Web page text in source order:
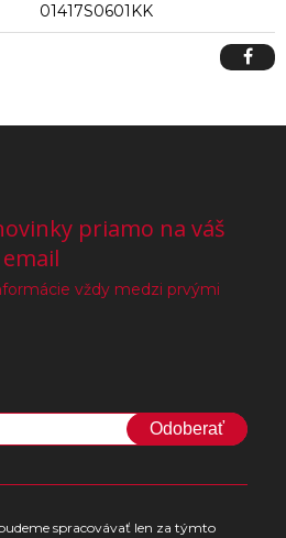
01417S0601KK
priamo na váš
email
vždy medzi prvými
Odoberať
spracovávať len za týmto